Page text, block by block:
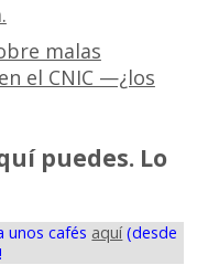
malas
el CNIC —¿los
puedes. Lo
unos cafés aquí(desde